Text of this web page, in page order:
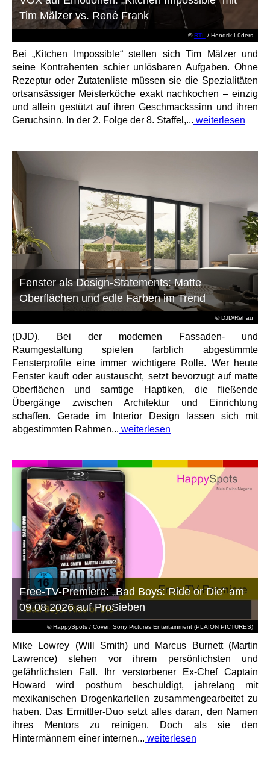
©RTL / Hendrik Lüders
Tim Mälzer vs. René Frank
Bei „Kitchen Impossible“ stellen sich Tim Mälzer und
seine Kontrahenten schier unlösbaren Aufgaben. Ohne
Rezeptur oder Zutatenliste müssen sie die Spezialitäten
ortsansässiger Meisterköche exakt nachkochen – einzig
und allein gestützt auf ihren Geschmackssinn und ihren
Geruchsinn. In der 2. Folge der 8. Staffel,... weiterlesen
© DJD/Rehau
Fenster als Design-Statements: Matte
Oberflächen und edle Farben im Trend
(DJD). Bei der modernen Fassaden- und
Raumgestaltung spielen farblich abgestimmte
Fensterprofile eine immer wichtigere Rolle. Wer heute
Fenster kauft oder austauscht, setzt bevorzugt auf matte
Oberflächen und samtige Haptiken, die fließende
Übergänge zwischen Architektur und Einrichtung
schaffen. Gerade im Interior Design lassen sich mit
abgestimmten Rahmen... weiterlesen
© HappySpots / Cover: Sony Pictures Entertainment (PLAION PICTURES)
Free-TV-Premiere: „Bad Boys: Ride or Die“ am
09.08.2026 auf ProSieben
Mike Lowrey (Will Smith) und Marcus Burnett (Martin
Lawrence) stehen vor ihrem persönlichsten und
gefährlichsten Fall. Ihr verstorbener Ex-Chef Captain
Howard wird posthum beschuldigt, jahrelang mit
mexikanischen Drogenkartellen zusammengearbeitet zu
haben. Das Ermittler-Duo setzt alles daran, den Namen
ihres Mentors zu reinigen. Doch als sie den
Hintermännern einer internen... weiterlesen